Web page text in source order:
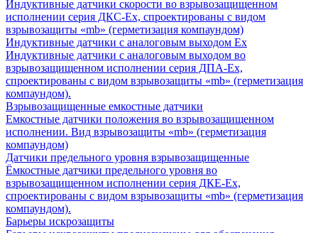
Индуктивные датчики скорости во взрывозащищенном
исполнении серия ДКС-Ех, спроектированы с видом
взрывозащиты «mb» (герметизация компаундом)
Индуктивные датчики с аналоговым выходом Ех
Индуктивные датчики с аналоговым выходом во
взрывозащищенном исполнении серия ДПА-Ех,
спроектированы с видом взрывозащиты «mb» (герметизация
компаундом).
Взрывозащищенные емкостные датчики
Емкостные датчики положения во взрывозащищенном
исполнении. Вид взрывозащиты «mb» (герметизация
компаундом)
Датчики предельного уровня взрывозащищенные
Ёмкостные датчики предельного уровня во
взрывозащищенном исполнении серия ДКЕ-Ех,
спроектированы с видом взрывозащиты «mb» (герметизация
компаундом).
Барьеры искрозащиты